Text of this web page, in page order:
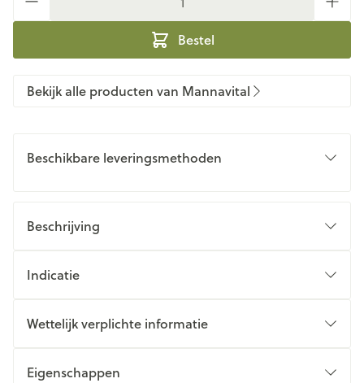
Bestel
Bekijk alle producten van Mannavital
Beschikbare leveringsmethoden
Beschrijving
Indicatie
Wettelijk verplichte informatie
Eigenschappen